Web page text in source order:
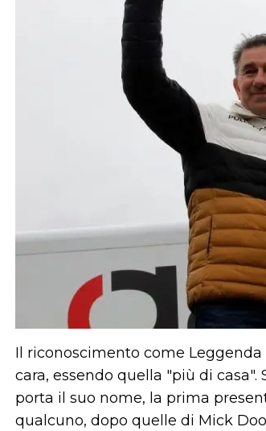
Il riconoscimento come
cara, essendo quella "più di
porta il suo nome, la prima
qualcuno, dopo quelle di Mick